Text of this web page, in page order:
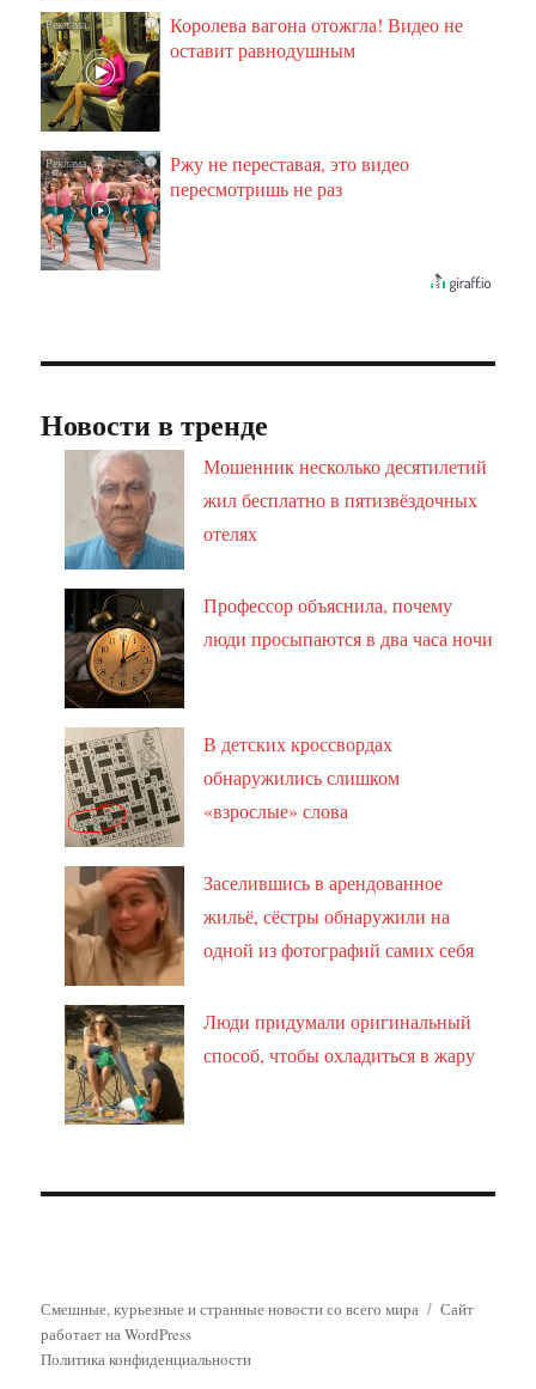
i
Королева вагона отожгла! Видео не
оставит равнодушным
i
Ржу не переставая, это видео
пересмотришь не раз
Новости в тренде
Мошенник несколько десятилетий
жил бесплатно в пятизвёздочных
отелях
Профессор объяснила, почему
люди просыпаются в два часа ночи
В детских кроссвордах
обнаружились слишком
«взрослые» слова
Заселившись в арендованное
жильё, сёстры обнаружили на
одной из фотографий самих себя
Люди придумали оригинальный
способ, чтобы охладиться в жару
Смешные, курьезные и странные новости со всего мира
Сайт
работает на WordPress
Политика конфиденциальности